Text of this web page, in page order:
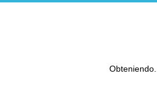
Obteniendo...